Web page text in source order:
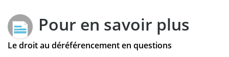
Pour en savoir plus
Le droit au déréférencement en questions